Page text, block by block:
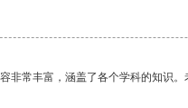
非常丰富，涵盖了各个学科的知识